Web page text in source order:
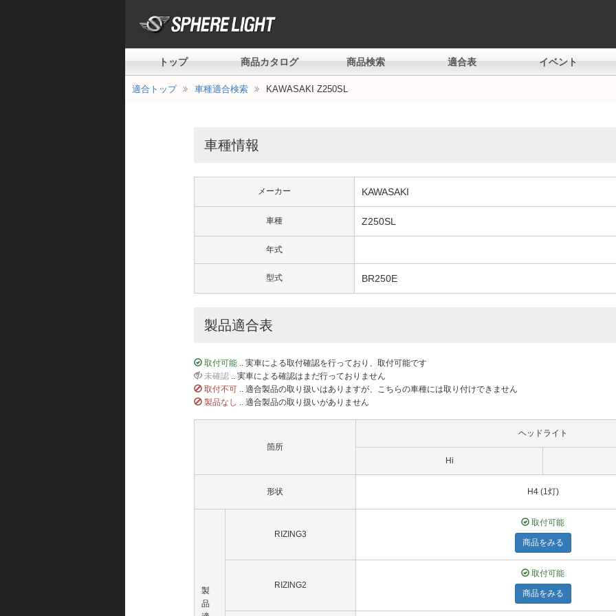
トップ 商品カタログ 商品検索 適合表 イベント
適合トップ 車種適合検索 KAWASAKI Z250SL
車種情報
メーカー KAWASAKI
車種 Z250SL
年式
型式 BR250E
製品適合表
取付可能 .. 実車による取付確認を行っており、取付可能です
未確認 .. 実車による確認はまだ行っておりません
取付不可 .. 適合製品の取り扱いはありますが、こちらの車種には取り付けできません
製品なし .. 適合製品の取り扱いがありません
箇所
ヘッドライト
Hi
形状 H4 (1灯)
製
品
RIZING3
取付可能
商品をみる
RIZING2
取付可能
商品をみる